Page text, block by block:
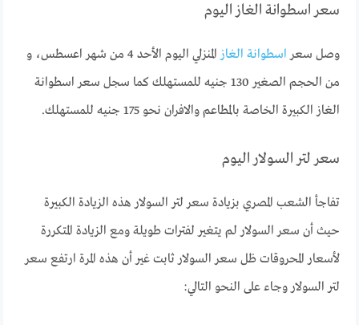
سعر اسطوانة الغاز اليوم
وصل سعراسطوانة الغاز
المنزلي اليوم الأحد 4 من شهر اعسطس، و
من الحجم الصغير 130 جنيه للمستهلك كما سجل سعر اسطوانة
الغاز الكبيرة الخاصة بالمطاعم والافران نحو 175 جنيه للمستهلك.
سعر لتر السولار اليوم
تفاجأ الشعب المصري بزيادة سعر لتر السولار هذه الزيادة الكبيرة
حيث أن سعر السولار لم يتغير لفترات طويلة ومع الزيادة المتكررة
لأسعار المحروقات ظل سعر السولار ثابت غير أن هذه المرة ارتفع سعر
لتر السولار وجاء على النحو التالي: